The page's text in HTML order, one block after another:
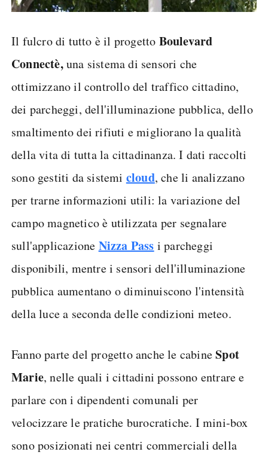
Il fulcro di tutto è il progetto Boulevard
Connectè,una sistema di sensori che
ottimizzano il controllo del traffico cittadino,
dei parcheggi, dell'illuminazione pubblica, dello
smaltimento dei rifiuti e migliorano la qualità
della vita di tutta la cittadinanza. I dati raccolti
sono gestiti da sistemi cloud, che li analizzano
per trarne informazioni utili: la variazione del
campo magnetico è utilizzata per segnalare
sull'applicazione Nizza Pass i parcheggi
disponibili, mentre i sensori dell'illuminazione
pubblica aumentano o diminuiscono l'intensità
della luce a seconda delle condizioni meteo.
Fanno parte del progetto anche le cabineSpot
Marie, nelle quali i cittadini possono entrare e
parlare con i dipendenti comunali per
velocizzare le pratiche burocratiche. I mini-box
sono posizionati nei centri commerciali della